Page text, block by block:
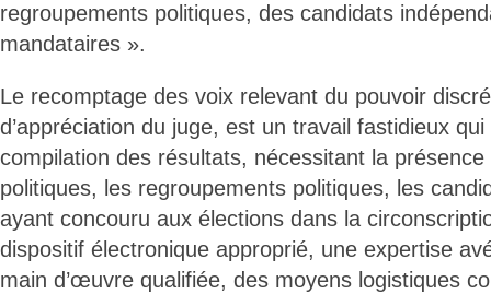
regroupements politiques, des candidats
mandataires ».
Le recomptage des voix relevant du pouvoir
d’appréciation du juge, est un travail fastidieux qui
compilation des résultats, nécessitant la
politiques, les regroupements politiques, les
ayant concouru aux élections dans la
dispositif électronique approprié, une expertise
main d’œuvre qualifiée, des moyens logistiques